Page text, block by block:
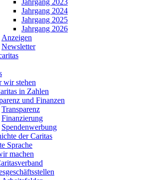
Jahrgang 2023
Jahrgang 2024
Jahrgang 2025
Jahrgang 2026
Anzeigen
Newsletter
wir stehen
in Zahlen
und Finanzen
Transparenz
Finanzierung
Spendenwerbung
der Caritas
Sprache
machen